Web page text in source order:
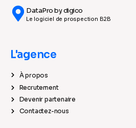
DataPro by digico
Le logiciel de prospection B2B
L'agence
À propos
Recrutement
Devenir partenaire
Contactez-nous